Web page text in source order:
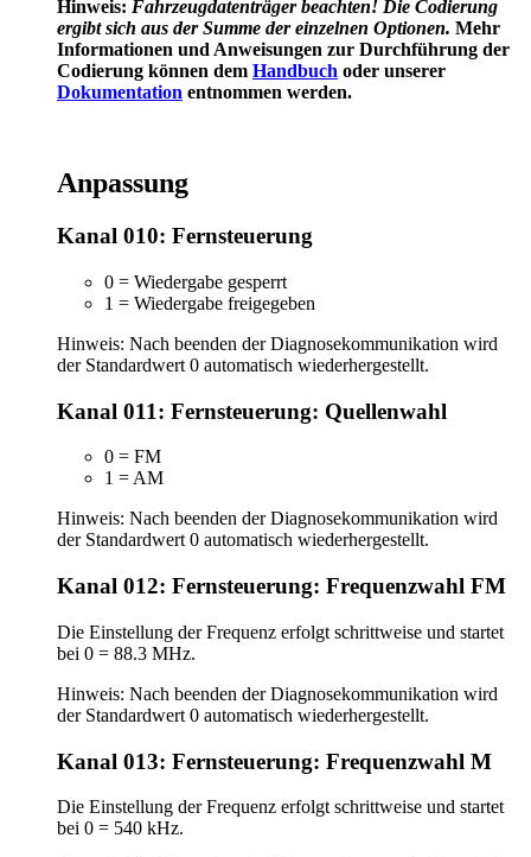
Hinweis: Fahrzeugdatenträgerbeachten! Die Codierung
ergibt sich aus der Summe der einzelnen Optionen. Mehr
Informationen und Anweisungen zur Durchführung der
Codierung können dem Handbuch oder unserer
Dokumentation entnommen werden.
Anpassung
Kanal 010: Fernsteuerung
0 = Wiedergabe gesperrt
1 = Wiedergabe freigegeben
Hinweis: Nach beenden der Diagnosekommunikation wird
der Standardwert 0 automatisch wiederhergestellt.
Kanal 011: Fernsteuerung: Quellenwahl
0 = FM
1 = AM
Hinweis: Nach beenden der Diagnosekommunikation wird
der Standardwert 0 automatisch wiederhergestellt.
Kanal 012: Fernsteuerung: Frequenzwahl FM
Die Einstellung der Frequenz erfolgt schrittweise und startet
bei 0 = 88.3 MHz.
Hinweis: Nach beenden der Diagnosekommunikation wird
der Standardwert 0 automatisch wiederhergestellt.
Kanal 013: Fernsteuerung: Frequenzwahl M
Die Einstellung der Frequenz erfolgt schrittweise und startet
bei 0 = 540 kHz.